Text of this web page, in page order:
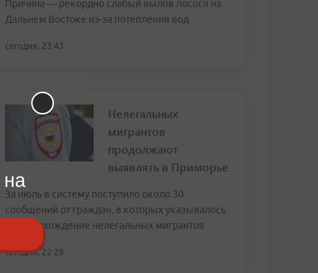
Причина — рекордно слабый вылов лосося на
Дальнем Востоке из-за потепления вод
сегодня, 23:43
Нелегальных
мигрантов
продолжают
выявлять в Приморье
За июль в систему поступило около 30
сообщений от граждан, в которых указывалось
местонахождение нелегальных мигрантов
сегодня, 22:29